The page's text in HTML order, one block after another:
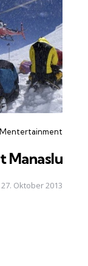
Mentertainment
Manaslu
27. Oktober 2013